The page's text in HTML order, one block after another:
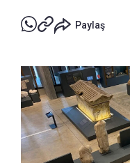
Paylaş